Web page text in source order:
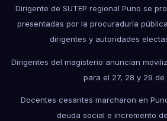
Dirigente de SUTEP regional Puno se
presentadas por la procuraduría
dirigentes y autoridades
Dirigentes del magisterio anuncian
para el 27, 28 y 29 de
Docentes cesantes marcharon en
deuda social e incremento